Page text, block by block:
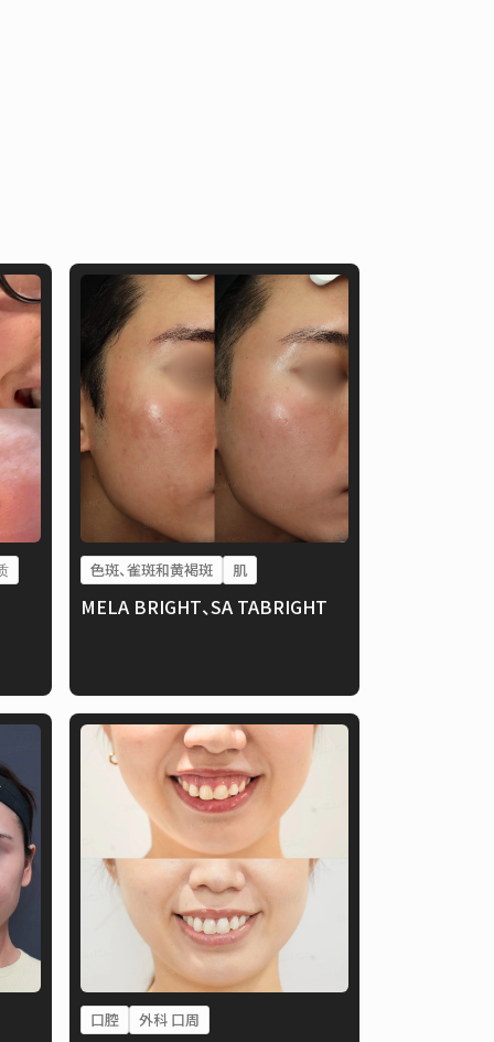
色斑、雀斑和黄褐斑 肌
MELA BRIGHT、SA TABRIGHT
口腔 外科 口周